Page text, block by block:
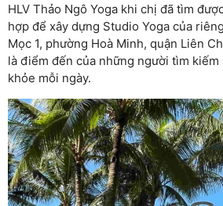
HLV Thảo Ngô Yoga khi chị đã tìm
hợp để xây dựng Studio Yoga của
Mọc 1, phường Hoà Minh, quận Liên
là điểm đến của những người tìm
khỏe mỗi ngày.